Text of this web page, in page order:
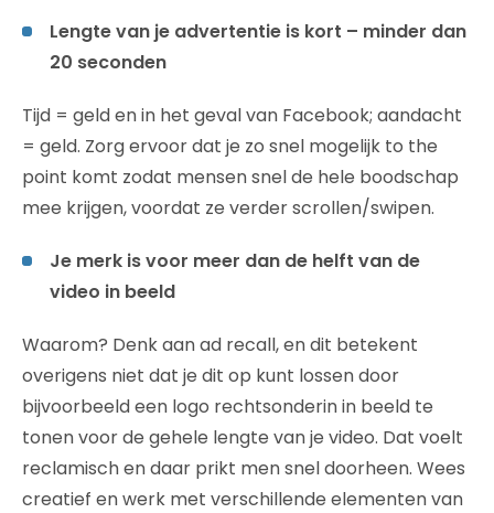
Lengte van je advertentie is kort – minder dan
20 seconden
Tijd = geld en in het geval van Facebook; aandacht
= geld. Zorg ervoor dat je zo snel mogelijk to the
point komt zodat mensen snel de hele boodschap
mee krijgen, voordat ze verder scrollen/swipen.
Je merk is voor meer dan de helft van de
video in beeld
Waarom? Denk aan ad recall, en dit betekent
overigens niet dat je dit op kunt lossen door
bijvoorbeeld een logo rechtsonderin in beeld te
tonen voor de gehele lengte van je video. Dat voelt
reclamisch en daar prikt men snel doorheen. Wees
creatief en werk met verschillende elementen van